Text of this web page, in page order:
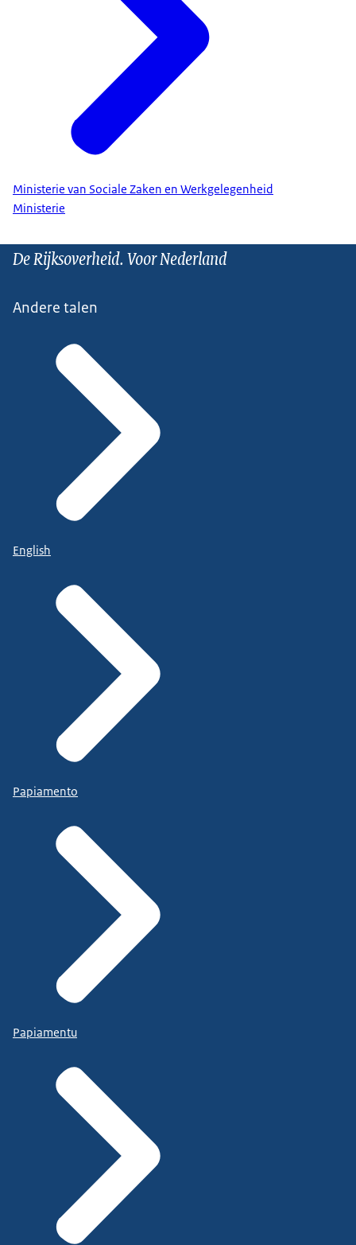
Ministerie van Sociale Zaken en Werkgelegenheid
Ministerie
De Rijksoverheid. Voor Nederland
Andere talen
English
Papiamento
Papiamentu